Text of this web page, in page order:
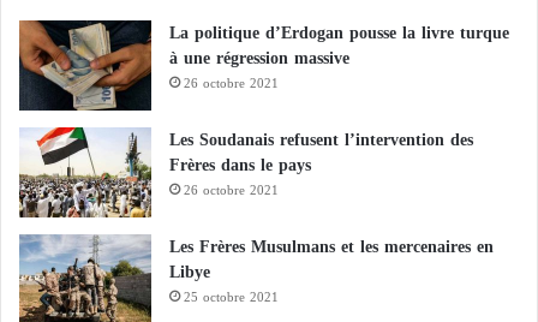
La politique d’Erdogan pousse la livre turque
à une régression massive
26 octobre 2021
Les Soudanais refusent l’intervention des
Frères dans le pays
26 octobre 2021
Les Frères Musulmans et les mercenaires en
Libye
25 octobre 2021